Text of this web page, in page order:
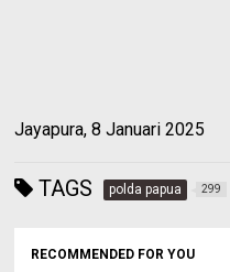
Jayapura, 8 Januari 2025
TAGS polda papua 299
RECOMMENDED FOR YOU